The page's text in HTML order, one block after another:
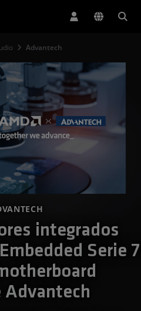
Advantech
integrados
Serie
Advantech